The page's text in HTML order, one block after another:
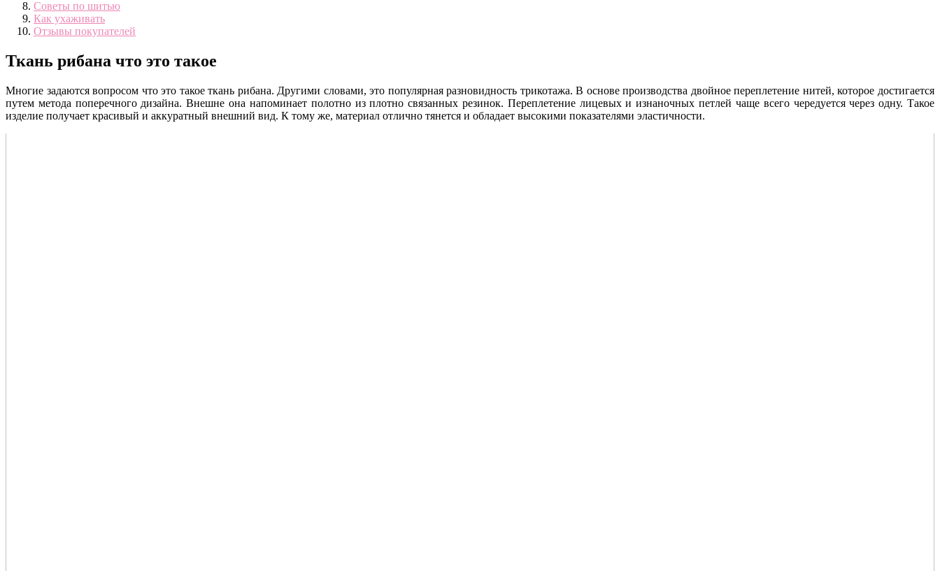
Советы по шитью
Как ухаживать
Отзывы покупателей
Ткань рибана что это такое
Многие задаются вопросом что это такое ткань рибана. Другими словами, это популярная разновидность трикотажа. В основе производства двойное переплетение нитей, которое достигается
путем метода поперечного дизайна. Внешне она напоминает полотно из плотно связанных резинок. Переплетение лицевых и изнаночных петлей чаще всего чередуется через одну. Такое
изделие получает красивый и аккуратный внешний вид. К тому же, материал отлично тянется и обладает высокими показателями эластичности.